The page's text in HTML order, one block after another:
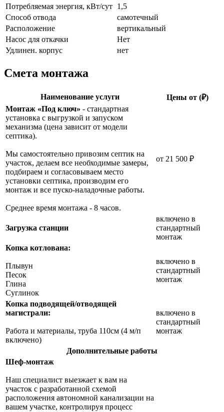
Потребляемая энергия, кВт/сут 1,5
Способ отвода
самотечный
Расположение
вертикальный
Насос для откачки
Нет
Удлинен. корпус
нет
Смета монтажа
Наименование услуги
Цены от (₽)
Монтаж «Под ключ» - стандартная
установка с выгрузкой и запуском
механизма (цена зависит от модели
септика).
Мы самостоятельно привозим септик на
участок, делаем все необходимые замеры,
подбираем и согласовываем место
установки септика, производим его
монтаж и все пуско-наладочные работы.
Среднее время монтажа - 8 часов.
от 21 500 ₽
Загрузка станции
включено в
стандартный
монтаж
Копка котлована:
Плывун
Песок
Глина
Суглинок
включено в
стандартный
монтаж
Копка подводящей/отводящей
магистрали:
Работа и материалы, труба 110см (4 м/п
включено)
включено в
стандартный
монтаж
Дополнительные работы
Шеф-монтаж
Наш специалист выезжает к вам на
участок с разработанной схемой
расположения автономной канализации на
вашем участке, контролируя процесс